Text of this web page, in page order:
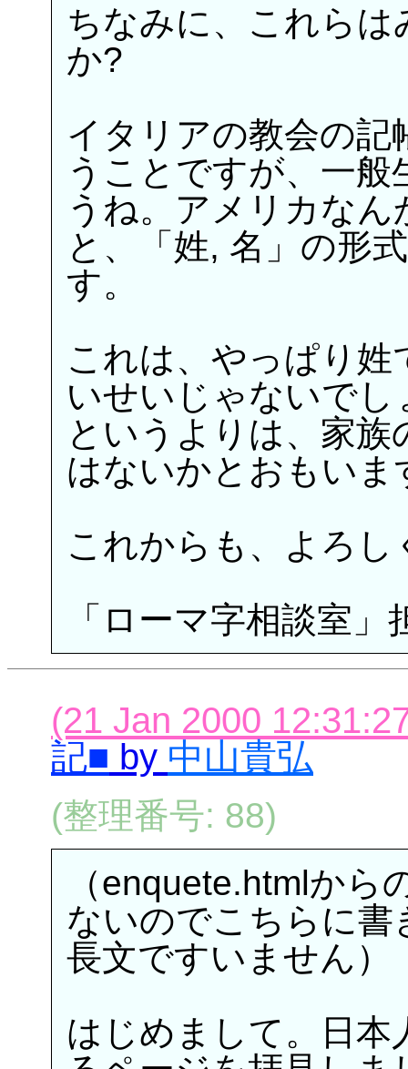
ちなみに、これら
か?
イタリアの教会の記
うことですが、一
うね。アメリカな
と、「姓, 名」の形
す。
これは、やっぱり
いせいじゃないで
というよりは、家
はないかとおもいま
これからも、よろ
「ローマ字相談室」
(21 Jan 2000
記■ by 中山貴弘
(整理番号: 88)
（enquete.htmlか
ないのでこちらに書
長文ですいません）
はじめまして。日本